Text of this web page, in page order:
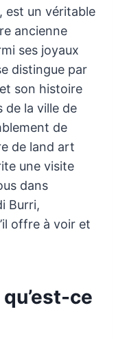
est un véritable
ancienne
ses joyaux
distingue par
son histoire
de la ville de
de
de land art
une visite
dans
Burri,
offre à voir et
ce